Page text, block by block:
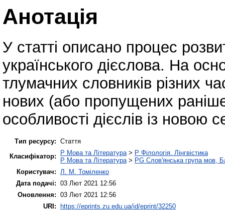
Анотація
У статті описано процес
українського дієслова. На
тлумачних словників різних
нових (або пропущених
особливості дієслів із новою
Тип ресурсу: Стаття
Класифікатор:
P Мова та Література > P Філологія. Лінгвістика
P Мова та Література > PG Слов'янська група мов,
Користувач:
Л. М. Томіленко
Дата подачі: 03 Лют 2021 12:56
Оновлення: 03 Лют 2021 12:56
URI: https://eprints.zu.edu.ua/id/eprint/32250